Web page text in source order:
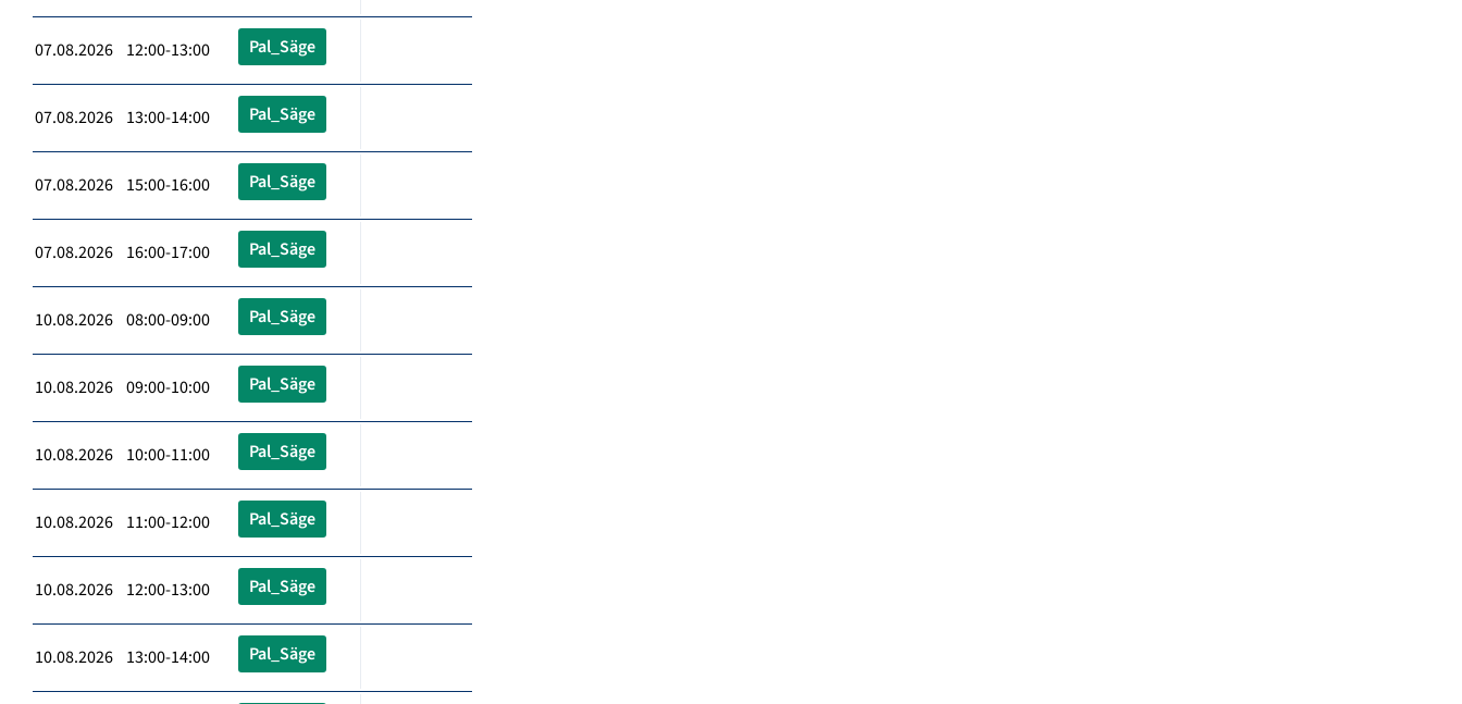
07.08.2026 12:00-13:00 Pal_Säge
07.08.2026 13:00-14:00 Pal_Säge
07.08.2026 15:00-16:00 Pal_Säge
07.08.2026 16:00-17:00 Pal_Säge
10.08.2026 08:00-09:00 Pal_Säge
10.08.2026 09:00-10:00 Pal_Säge
10.08.2026 10:00-11:00 Pal_Säge
10.08.2026 11:00-12:00 Pal_Säge
10.08.2026 12:00-13:00 Pal_Säge
10.08.2026 13:00-14:00 Pal_Säge